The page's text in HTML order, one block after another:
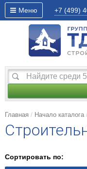
Меню +7 (499)
Главная Начало каталога
Сортировать по: